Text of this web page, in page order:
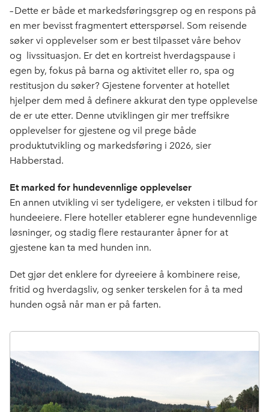
– Dette er både et markedsføringsgrep og en respons på
en mer bevisst fragmentert etterspørsel. Som reisende
søker vi opplevelser som er best tilpasset våre behov
og livssituasjon. Er det en kortreist hverdagspause i
egen by, fokus på barna og aktivitet eller ro, spa og
restitusjon du søker? Gjestene forventer at hotellet
hjelper dem med å definere akkurat den type opplevelse
de er ute etter. Denne utviklingen gir mer treffsikre
opplevelser for gjestene og vil prege både
produktutvikling og markedsføring i 2026, sier
Habberstad.
Et marked for hundevennlige opplevelser
En annen utvikling vi ser tydeligere, er veksten i tilbud for
hundeeiere. Flere hoteller etablerer egne hundevennlige
løsninger, og stadig flere restauranter åpner for at
gjestene kan ta med hunden inn.
Det gjør det enklere for dyreeiere å kombinere reise,
fritid og hverdagsliv, og senker terskelen for å ta med
hunden også når man er på farten.